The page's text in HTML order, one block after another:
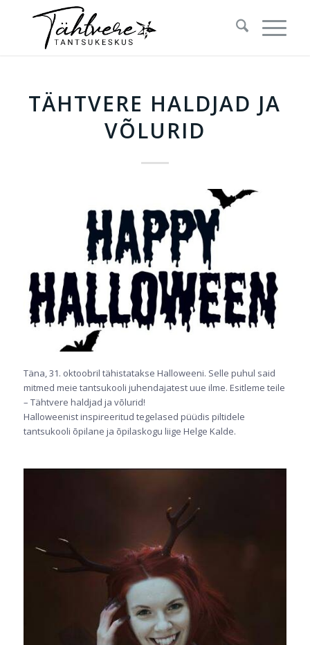
TÄHTVERE HALDJAD JA
VÕLURID
Täna, 31. oktoobril tähistatakse Halloweeni. Selle puhul said
mitmed meie tantsukooli juhendajatest uue ilme. Esitleme teile
– Tähtvere haldjad ja võlurid!
Halloweenist inspireeritud tegelased püüdis piltidele
tantsukooli õpilane ja õpilaskogu liige Helge Kalde.